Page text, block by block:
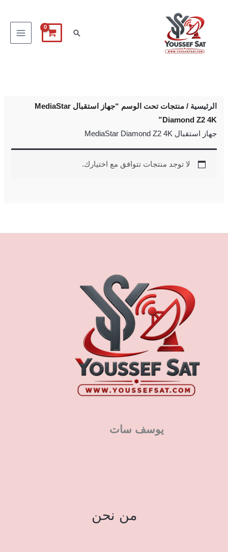
البحث
الرئيسية
/ منتجات تحت الوسم “جهاز استقبال MediaStar
Diamond Z2 4K”
جهاز استقبال MediaStar Diamond Z2 4K
لا توجد منتجات تتوافق مع اختيارك.
يوسف سات
من نحن